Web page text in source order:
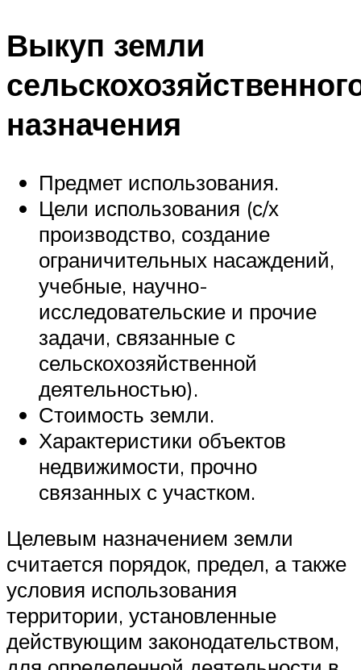
Выкуп земли
назначения
Предмет использования.
Цели использования (с/х
производство, создание
ограничительных насаждений,
учебные, научно-
исследовательские и прочие
задачи, связанные с
сельскохозяйственной
деятельностью).
Стоимость земли.
Характеристики объектов
недвижимости, прочно
связанных с участком.
Целевым назначением земли
считается порядок, предел, а также
условия использования
территории, установленные
действующим законодательством,